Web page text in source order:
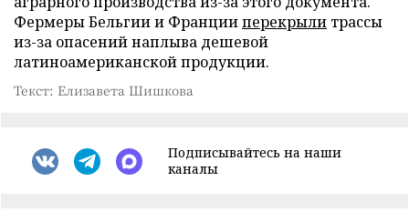
Фермеры Бельгии и Францииперекрыли трассы
из-за опасений наплыва дешевой
латиноамериканской продукции.
Текст: Елизавета Шишкова
Подписывайтесь на наши
каналы